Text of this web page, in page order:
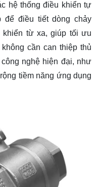
hệ thống điều khiển tự
điều tiết dòng chảy
khiển từ xa, giúp tối ưu
cần can thiệp thủ
nghệ hiện đại, như
tiềm năng ứng dụng